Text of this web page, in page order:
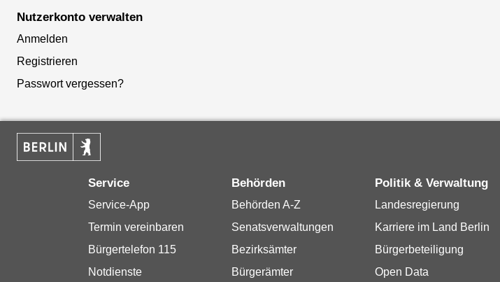
Nutzerkonto verwalten
Anmelden
Registrieren
Passwort vergessen?
Service
Service-App
Termin vereinbaren
Bürgertelefon 115
Notdienste
Behörden
Behörden A-Z
Senatsverwaltungen
Bezirksämter
Bürgerämter
Politik & Verwaltung
Landesregierung
Karriere im Land Berlin
Bürgerbeteiligung
Open Data